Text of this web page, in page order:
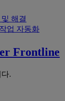
해결
업 자동화
Frontline
.